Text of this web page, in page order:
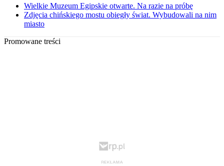
Wielkie Muzeum Egipskie otwarte. Na razie na próbę
Zdjęcia chińskiego mostu obiegły świat. Wybudowali na nim
miasto
Promowane treści